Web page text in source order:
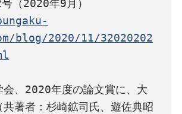
blog/2020/11/32020202
会、2020年度の論文賞に、大
著者：杉崎鉱司氏、遊佐典昭